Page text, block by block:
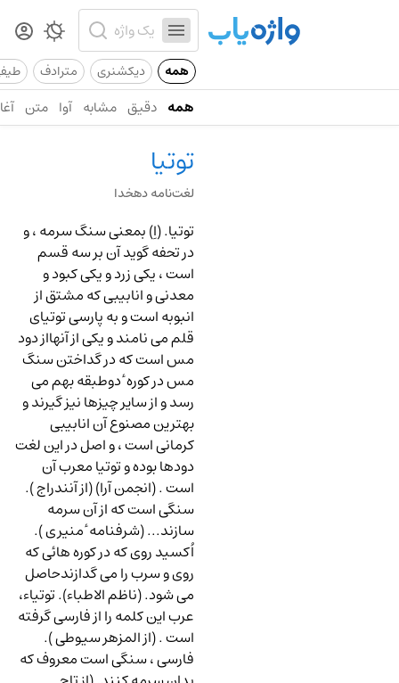
همه دیکشنری مترادف
همه دقیق مشابه آوا متن
توتیا
لغت‌نامه دهخدا
توتیا.(اِ) بمعنی سنگ سرمه ، و
در تحفه گوید آن بر سه قسم
است ، یکی زرد و یکی کبود و
معدنی و انابیبی که مشتق از
انبوبه است و به پارسی توتیای
قلم می نامند و یکی از آنهااز دود
مس است که در گداختن سنگ
مس در کوره ٔ دوطبقه بهم می
رسد و از سایر چیزها نیز گیرند و
بهترین مصنوع آن انابیبی
کرمانی است ، و اصل در این لغت
دودها بوده و توتیا معرب آن
است . (انجمن آرا) (از آنندراج ).
سنگی است که از آن سرمه
سازند... (شرفنامه ٔ منیری ).
اُکسید روی که در کوره هائی که
روی و سرب را می گدازندحاصل
می شود. (ناظم الاطباء). توتیاء،
عرب این کلمه را از فارسی گرفته
است . (از المزهر سیوطی ).
فارسی ، سنگی است معروف که